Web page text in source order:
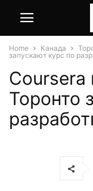
Home Канада
запускают курс по
Coursera
Торонто